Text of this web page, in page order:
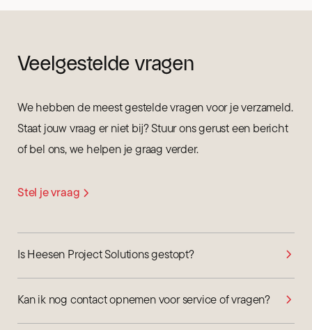
Veelgestelde vragen
We hebben de meest gestelde vragen voor je verzameld.
Staat jouw vraag er niet bij? Stuur ons gerust een bericht
of bel ons, we helpen je graag verder.
Stel je vraag
Is Heesen Project Solutions gestopt?
Kan ik nog contact opnemen voor service of vragen?